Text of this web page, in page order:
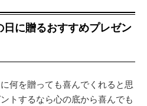
に贈るおすすめプレゼン
何を贈っても喜んでくれると思
トするなら心の底から喜んでも